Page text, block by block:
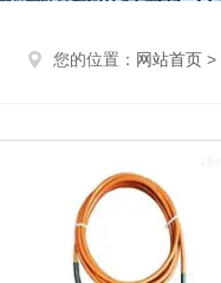
您的位置： 网站首页 >